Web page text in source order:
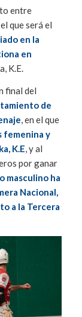
entre
que será el
en la
en
K.E.
final del
de
, en el que
femenina y
K.E, y al
por ganar
masculino ha
Nacional,
a la Tercera